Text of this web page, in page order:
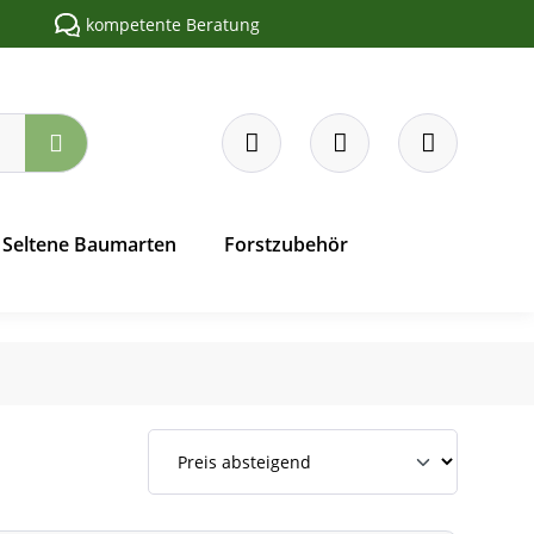
kompetente Beratung
Seltene Baumarten Forstzubehör